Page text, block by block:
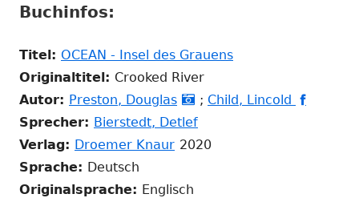
Buchinfos:
Titel: OCEAN - Insel des Grauens
Fenster
Originaltitel: Crooked River
Autor: Preston, Douglas In
neuem
Fenster
 In
Fenster
; Child, Lincold In

Sprecher: Bierstedt, Detlef
neuem
Verlag: Droemer Knaur In
Fenster
2020
Sprache: Deutsch
Originalsprache: Englisch